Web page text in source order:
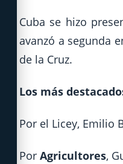
Cuba se hizo
avanzó a segunda
de la Cruz.
Los más
Por el Licey, Emilio
Por Agricultores,